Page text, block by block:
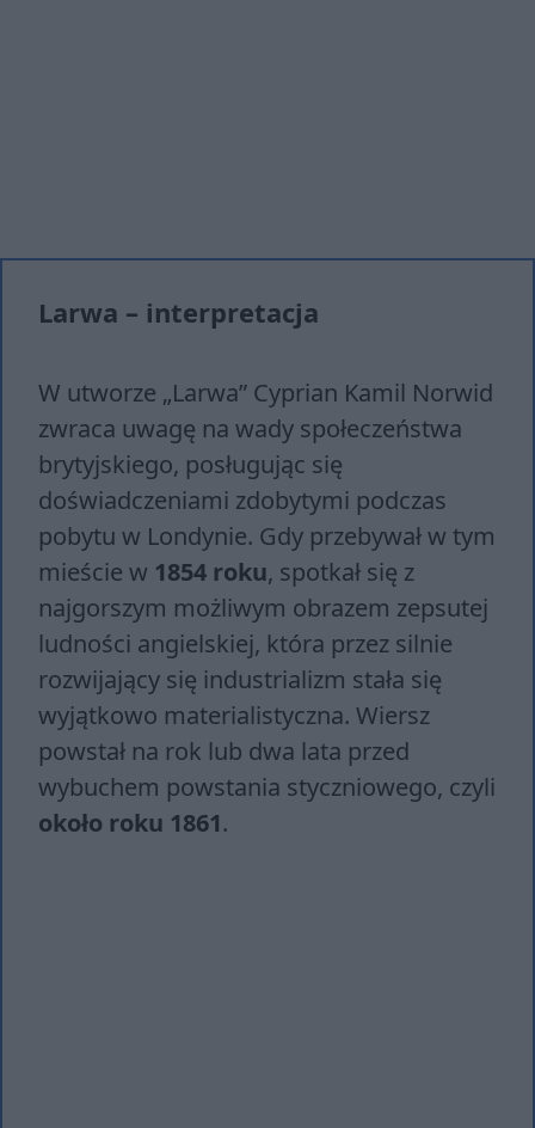
Larwa – interpretacja
W utworze „Larwa” Cyprian Kamil Norwid
zwraca uwagę na wady społeczeństwa
brytyjskiego, posługując się
doświadczeniami zdobytymi podczas
pobytu w Londynie. Gdy przebywał w tym
mieście w 1854 roku, spotkał się z
najgorszym możliwym obrazem zepsutej
ludności angielskiej, która przez silnie
rozwijający się industrializm stała się
wyjątkowo materialistyczna. Wiersz
powstał na rok lub dwa lata przed
wybuchem powstania styczniowego, czyli
około roku 1861.